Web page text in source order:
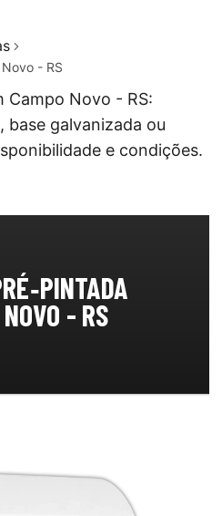
- RS
Campo Novo - RS:
base galvanizada ou
e condições.
- RS